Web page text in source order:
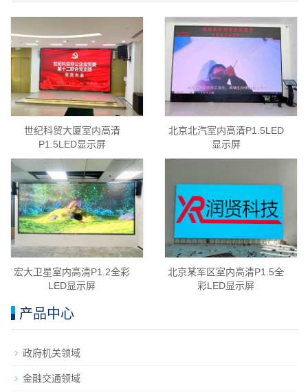
世纪科贸大厦室内高清
P1.5LED显示屏
北京北汽室内高清P1.5LED
显示屏
宏大卫星室内高清P1.2全彩
LED显示屏
北京某军区室内高清P1.5全
彩LED显示屏
产品中心
政府机关领域
金融交通领域